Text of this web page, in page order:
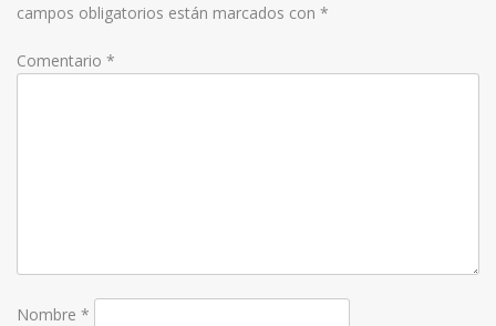
campos obligatorios están marcados con *
Comentario *
Nombre *